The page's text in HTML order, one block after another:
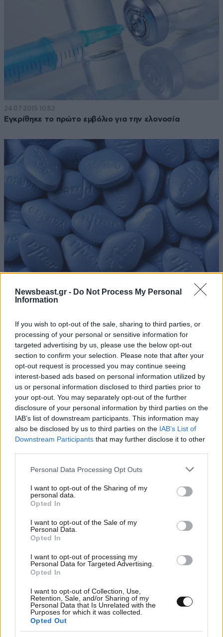
Newsbeast.gr - Do Not Process My Personal
Information
If you wish to opt-out of the sale, sharing to third parties, or
processing of your personal or sensitive information for
targeted advertising by us, please use the below opt-out
section to confirm your selection. Please note that after your
opt-out request is processed you may continue seeing
interest-based ads based on personal information utilized by
us or personal information disclosed to third parties prior to
your opt-out. You may separately opt-out of the further
disclosure of your personal information by third parties on the
IAB’s list of downstream participants. This information may
also be disclosed by us to third parties on the IAB’s List of
Downstream Participants that may further disclose it to other
Please note that this website/app uses one or more Google
not limited to your visit or usage behaviour. You may click to
grant or deny consent to Google and its third-party tags to
use your data for below specified purposes in below Google
consent section.
Personal Data Processing Opt Outs
I want to opt-out of the Sharing of my
personal data.
Opted In
I want to opt-out of the Sale of my
Personal Data.
Opted In
I want to opt-out of processing my
Personal Data for Targeted Advertising.
Opted In
I want to opt-out of Collection, Use,
Retention, Sale, and/or Sharing of my
Personal Data that Is Unrelated with the
Purposes for which it was collected.
Opted Out
24·07·2015 10:52
Εγκρίθηκε το πρώτο εμβόλιο για την ελονοσία
Το βιάγκρα καθυστερεί την εξάπλωση της ελονοσίας
ΠΟΥ: Η ελονοσία πρέπει να εξαλειφθεί μέχρι το 2030